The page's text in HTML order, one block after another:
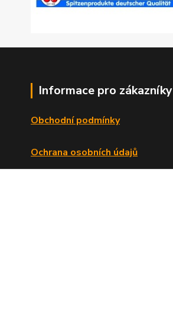
Informace pro zákazníky
Obchodní podmínky
Ochrana osobních údajů